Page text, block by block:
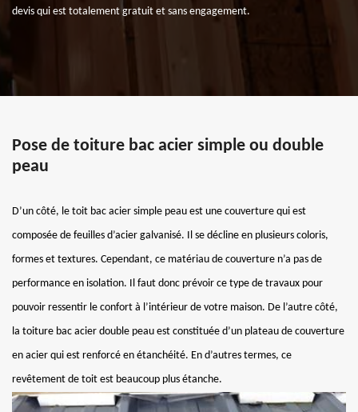
devis qui est totalement gratuit et sans engagement.
Pose de toiture bac acier simple ou double
peau
D’un côté, le toit bac acier simple peau est une couverture qui est
composée de feuilles d’acier galvanisé. Il se décline en plusieurs coloris,
formes et textures. Cependant, ce matériau de couverture n’a pas de
performance en isolation. Il faut donc prévoir ce type de travaux pour
pouvoir ressentir le confort à l’intérieur de votre maison. De l’autre côté,
la toiture bac acier double peau est constituée d’un plateau de couverture
en acier qui est renforcé en étanchéité. En d’autres termes, ce
revêtement de toit est beaucoup plus étanche.